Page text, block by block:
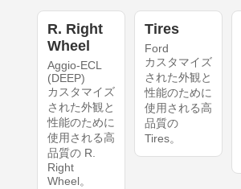
R. Right
Wheel
Aggio-ECL
(DEEP)
カスタマイズ
された外観と
性能のために
使用される高
品質の R.
Right
Wheel。
Tires
Ford
カスタマイズ
された外観と
性能のために
使用される高
品質の
Tires。